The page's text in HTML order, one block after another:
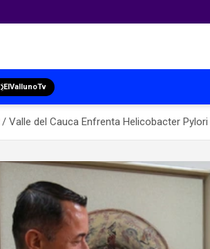
ElVallunoTv
Valle del Cauca Enfrenta Helicobacter Pylori